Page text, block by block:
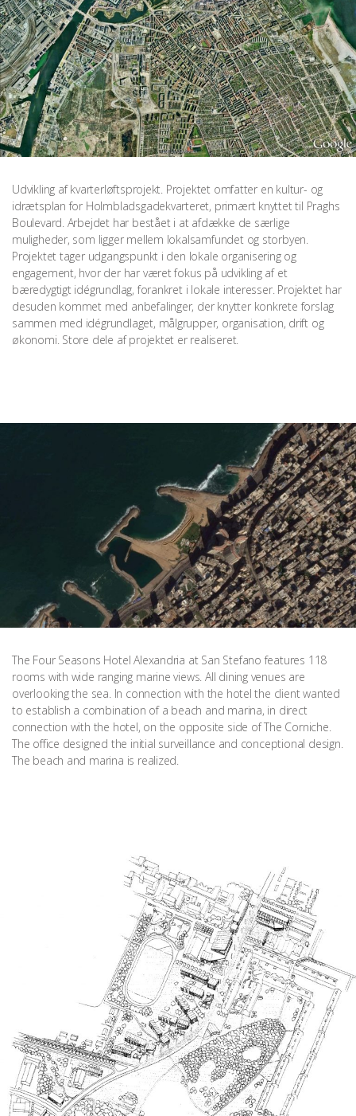
Udvikling af kvarterløftsprojekt. Projektet omfatter en kultur- og
idrætsplan for Holmbladsgadekvarteret, primært knyttet til Praghs
Boulevard. Arbejdet har bestået i at afdække de særlige
muligheder, som ligger mellem lokalsamfundet og storbyen.
Projektet tager udgangspunkt i den lokale organisering og
engagement, hvor der har været fokus på udvikling af et
bæredygtigt idégrundlag, forankret i lokale interesser. Projektet har
desuden kommet med anbefalinger, der knytter konkrete forslag
sammen med idégrundlaget, målgrupper, organisation, drift og
økonomi. Store dele af projektet er realiseret.
The Four Seasons Hotel Alexandria at San Stefano features 118
rooms with wide ranging marine views. All dining venues are
overlooking the sea. In connection with the hotel the client wanted
to establish a combination of a beach and marina, in direct
connection with the hotel, on the opposite side of The Corniche.
The office designed the initial surveillance and conceptional design.
The beach and marina is realized.